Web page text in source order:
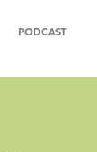
PODCAST